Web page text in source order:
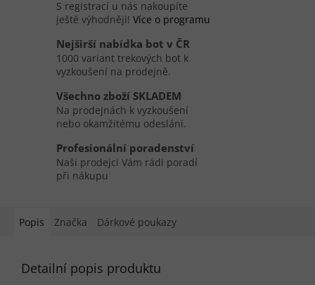
S registrací u nás nakoupíte
ještě výhodněji! Více o programu
Nejširší nabídka bot v ČR
1000 variant trekových bot k
vyzkoušení na prodejně.
Všechno zboží SKLADEM
Na prodejnách k vyzkoušení
nebo okamžitému odeslání.
Profesionální poradenství
Naši prodejci Vám rádi poradí
při nákupu
Popis Značka Dárkové poukazy
Detailní popis produktu